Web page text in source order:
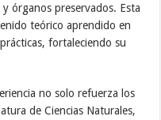
órganos preservados. Esta
teórico aprendido en
fortaleciendo su
no solo refuerza los
de Ciencias Naturales,